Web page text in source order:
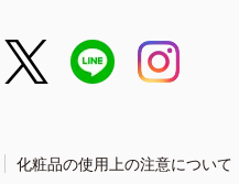
化粧品の使用上の注意について